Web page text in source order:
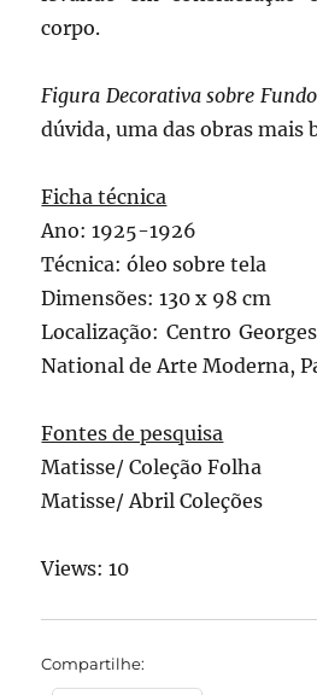
corpo.
Figura Decorativa sobre
dúvida, uma das obras mais
Ficha técnica
Ano: 1925-1926
Técnica: óleo sobre tela
Dimensões: 130 x 98 cm
Localização: Centro
National de Arte Moderna,
Fontes de pesquisa
Matisse/ Coleção Folha
Matisse/ Abril Coleções
Views: 10
Compartilhe: